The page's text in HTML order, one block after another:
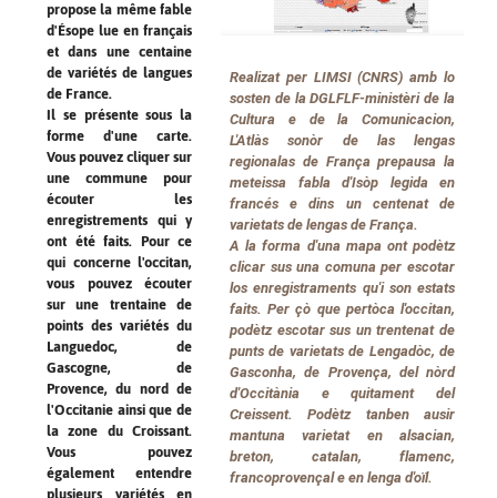
propose la même fable
d'Ésope lue en français
et dans une centaine
de variétés de langues
de France.
Il se présente sous la
forme d'une carte.
Vous pouvez cliquer sur
une commune pour
écouter les
enregistrements qui y
ont été faits. Pour ce
qui concerne l'occitan,
vous pouvez écouter
sur une trentaine de
points des variétés du
Languedoc, de
Gascogne, de
Provence, du nord de
l'Occitanie ainsi que de
la zone du Croissant.
Vous pouvez
également entendre
plusieurs variétés en
Realizat per LIMSI (CNRS) amb lo
sosten de la DGLFLF-ministèri de la
Cultura e de la Comunicacion,
L'Atlàs sonòr de las lengas
regionalas de França prepausa la
meteissa fabla d'Isòp legida en
francés e dins un centenat de
varietats de lengas de França.
A la forma d'una mapa ont podètz
clicar sus una comuna per escotar
los enregistraments qu'i son estats
faits. Per çò que pertòca l'occitan,
podètz escotar sus un trentenat de
punts de varietats de Lengadòc, de
Gasconha, de Provença, del nòrd
d'Occitània e quitament del
Creissent. Podètz tanben ausir
mantuna varietat en alsacian,
breton, catalan, flamenc,
francoprovençal e en lenga d'oïl.